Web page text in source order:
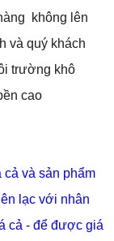
không lên
và quý khách
trường khô
cao
cả và sản phẩm
lạc với nhân
cả - để được giá